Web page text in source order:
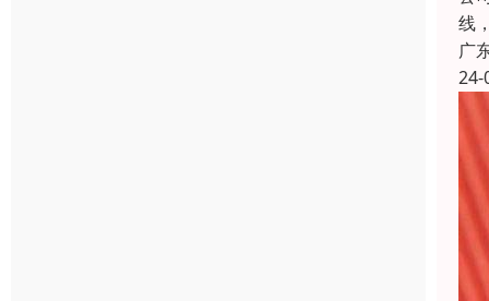
线
广
24-